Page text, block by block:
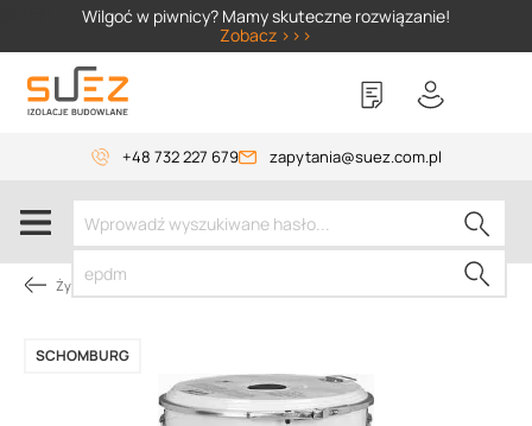
Wilgoć w piwnicy? Mamy skuteczne rozwiązanie!
Zobacz >>>
+48 732 227 679 zapytania@suez.com.pl
Żywice
SCHOMBURG